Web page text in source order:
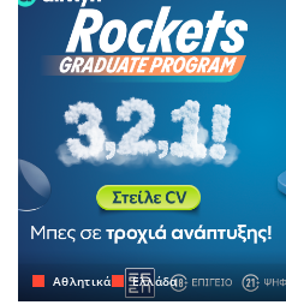
Αθλητικά Ελλάδα